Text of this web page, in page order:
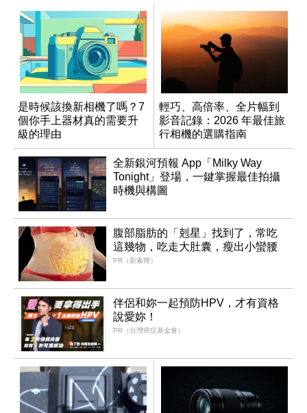
是時候該換新相機了嗎？7
個你手上器材真的需要升
級的理由
輕巧、高倍率、全片幅到
影音記錄：2026 年最佳旅
行相機的選購指南
全新銀河預報 App「Milky Way
Tonight」登場，一鍵掌握最佳拍攝
時機與構圖
腹部脂肪的「剋星」找到了，常吃
這幾物，吃走大肚囊，瘦出小蠻腰
PR（新素簡）
伴侶和妳一起預防HPV，才有資格
說愛妳！
PR（台灣癌症基金會）